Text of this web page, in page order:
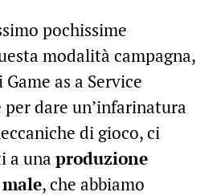
pochissime
modalità campagna,
as a Service
dare un’infarinatura
di gioco, ci
a una produzione
, che abbiamo